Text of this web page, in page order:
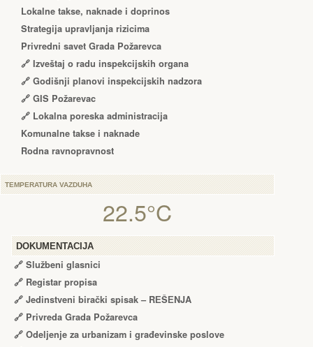
Lokalne takse, naknade i doprinos
Strategija upravljanja rizicima
Privredni savet Grada Požarevca
🔗 Izveštaj o radu inspekcijskih organa
🔗 Godišnji planovi inspekcijskih nadzora
🔗 GIS Požarevac
🔗 Lokalna poreska administracija
Komunalne takse i naknade
Rodna ravnopravnost
TEMPERATURA VAZDUHA
22.5°C
DOKUMENTACIJA
🔗 Službeni glasnici
🔗 Registar propisa
🔗 Jedinstveni birački spisak – RЕŠЕNJA
🔗 Privreda Grada Požarevca
🔗 Odeljenje za urbanizam i građevinske poslove